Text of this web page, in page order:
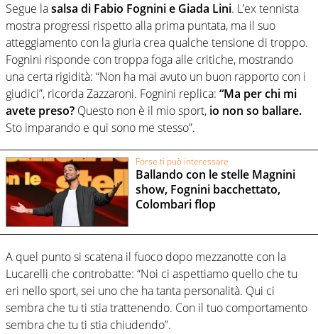
Segue lasalsa di Fabio Fognini e Giada Lini. L’ex tennista
mostra progressi rispetto alla prima puntata, ma il suo
atteggiamento con la giuria crea qualche tensione di troppo.
Fognini risponde con troppa foga alle critiche, mostrando
una certa rigidità: “Non ha mai avuto un buon rapporto con i
giudici”, ricorda Zazzaroni. Fognini replica: “Ma per chi mi
avete preso? Questo non è il mio sport, io non so ballare.
Sto imparando e qui sono me stesso”.
Forse ti può interessare
Ballando con le stelle Magnini
show, Fognini bacchettato,
Colombari flop
A quel punto si scatena il fuoco dopo mezzanotte con la
Lucarelli che controbatte: “Noi ci aspettiamo quello che tu
eri nello sport, sei uno che ha tanta personalità. Qui ci
sembra che tu ti stia trattenendo. Con il tuo comportamento
sembra che tu ti stia chiudendo”.